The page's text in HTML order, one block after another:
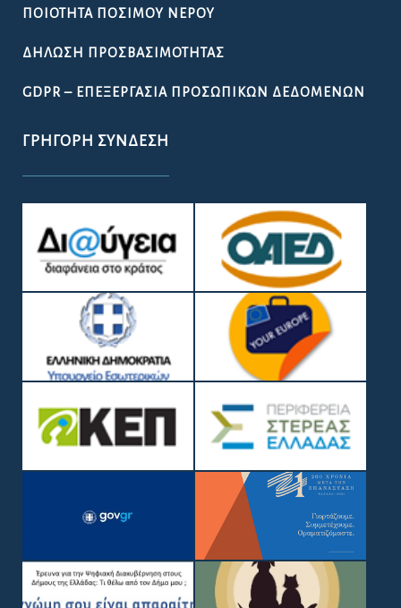
ΠΟΙΌΤΗΤΑ ΠΌΣΙΜΟΥ ΝΕΡΟΎ
ΔΉΛΩΣΗ ΠΡΟΣΒΑΣΙΜΌΤΗΤΑΣ
GDPR – ΕΠΕΞΕΡΓΑΣΙΑ ΠΡΟΣΩΠΙΚΩΝ ΔΕΔΟΜΕΝΩΝ
ΓΡΉΓΟΡΗ ΣΎΝΔΕΣΗ